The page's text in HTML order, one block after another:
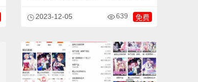
2023-12-05 639 免费